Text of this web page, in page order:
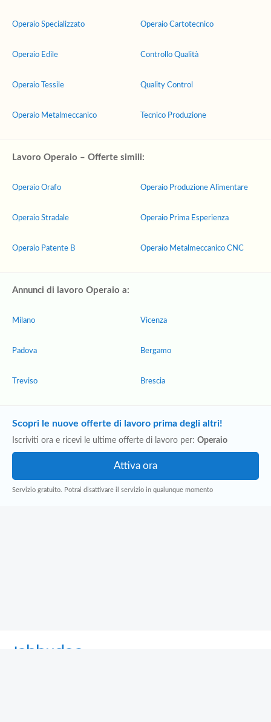
Operaio Specializzato
Operaio Edile
Operaio Tessile
Operaio Metalmeccanico
Operaio Cartotecnico
Controllo Qualità
Quality Control
Tecnico Produzione
Lavoro Operaio – Offerte simili:
Operaio Orafo
Operaio Stradale
Operaio Patente B
Operaio Produzione Alimentare
Operaio Prima Esperienza
Operaio Metalmeccanico CNC
Annunci di lavoro Operaio a:
Milano
Padova
Treviso
Vicenza
Bergamo
Brescia
Scopri le nuove offerte di lavoro prima degli altri!
Iscriviti ora e ricevi le ultime offerte di lavoro per: Operaio
Servizio gratuito. Potrai disattivare il servizio in qualunque momento
Jobbydoo